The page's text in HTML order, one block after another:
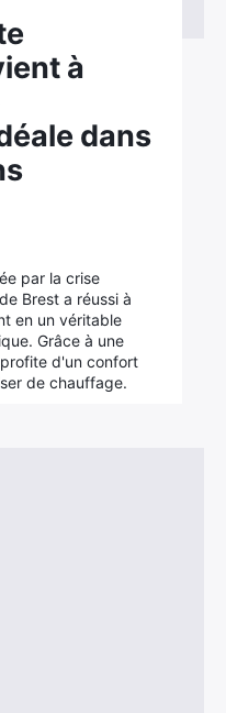
à
dans
par la crise
Brest a réussi à
en un véritable
Grâce à une
d'un confort
de chauffage.